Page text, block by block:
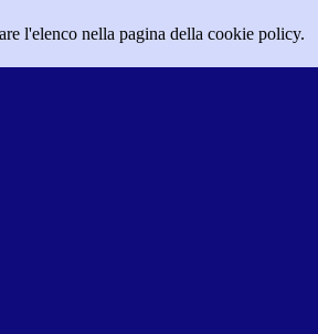
l'elenco nella pagina della cookie policy.